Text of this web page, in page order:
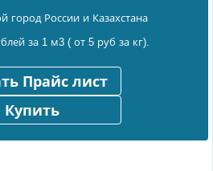
город России и Казахстана
за 1 м3 ( от 5 руб за кг).
Прайс лист
Купить